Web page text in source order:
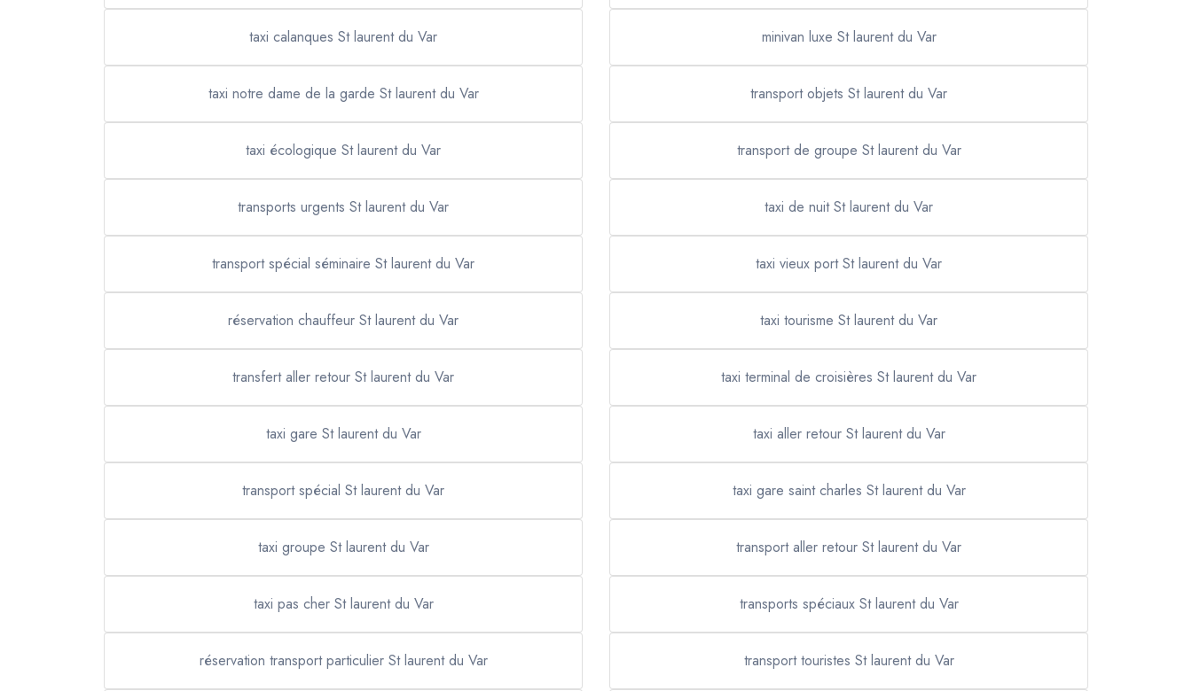
taxi calanques St laurent du Var minivan luxe St laurent du Var
taxi notre dame de la garde St laurent du Var transport objets St laurent du Var
taxi écologique St laurent du Var transport de groupe St laurent du Var
transports urgents St laurent du Var taxi de nuit St laurent du Var
transport spécial séminaire St laurent du Var taxi vieux port St laurent du Var
réservation chauffeur St laurent du Var taxi tourisme St laurent du Var
transfert aller retour St laurent du Var taxi terminal de croisières St laurent du Var
taxi gare St laurent du Var taxi aller retour St laurent du Var
transport spécial St laurent du Var taxi gare saint charles St laurent du Var
taxi groupe St laurent du Var transport aller retour St laurent du Var
taxi pas cher St laurent du Var transports spéciaux St laurent du Var
réservation transport particulier St laurent du Var transport touristes St laurent du Var